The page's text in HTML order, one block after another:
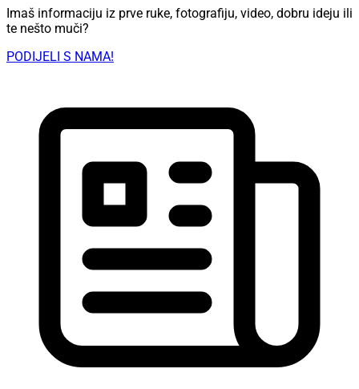
Imaš informaciju iz prve ruke, fotografiju, video, dobru ideju ili
te nešto muči?
PODIJELI S NAMA!